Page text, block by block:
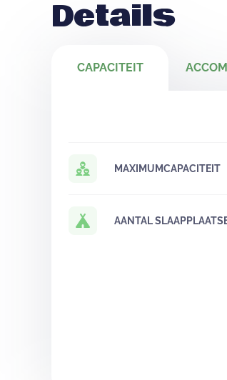
Details
CAPACITEIT
MAXIMUMCAPACITEIT
AANTAL